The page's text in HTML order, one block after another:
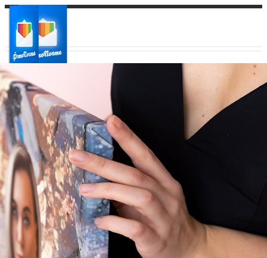
Ваш город:
Ваш регион доставки
Выберите из списка: